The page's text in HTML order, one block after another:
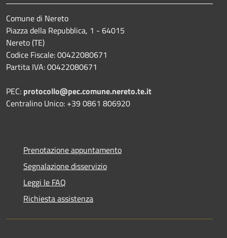
Comune di Nereto
Piazza della Repubblica, 1 - 64015
Nereto (TE)
Codice Fiscale: 00422080671
Partita IVA: 00422080671
PEC: protocollo@pec.comune.nereto.te.it
Centralino Unico: +39 0861 806920
Prenotazione appuntamento
Segnalazione disservizio
Leggi le FAQ
Richiesta assistenza